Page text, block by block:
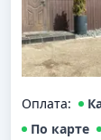
Оплата:
По карте